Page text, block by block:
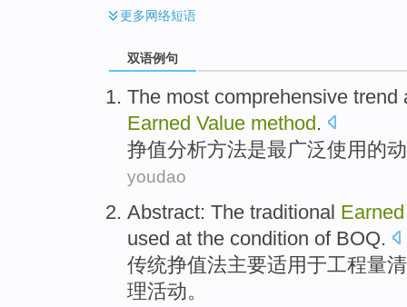
更多网络短语
双语例句
The most comprehensive trend
Earned Value method.
挣值分析方法是最广泛使用 的
youdao
Abstract: The traditional Earned
used at the condition of BOQ.
传统挣值法主要适用于工程量
理活动。